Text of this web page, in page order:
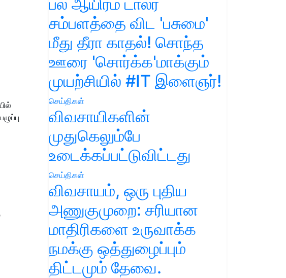
சம்பளத்தை விட 'பசுமை'
மீது தீரா காதல்! சொந்த
ஊரை 'சொர்க்க'மாக்கும்
முயற்சியில் #IT இளைஞர்!
செய்திகள்
விவசாயிகளின்
முதுகெலும்பே
உடைக்கப்பட்டுவிட்டது
செய்திகள்
விவசாயம், ஒரு புதிய
அணுகுமுறை: சரியான
மாதிரிகளை உருவாக்க
நமக்கு ஒத்துழைப்பும்
திட்டமும் தேவை.